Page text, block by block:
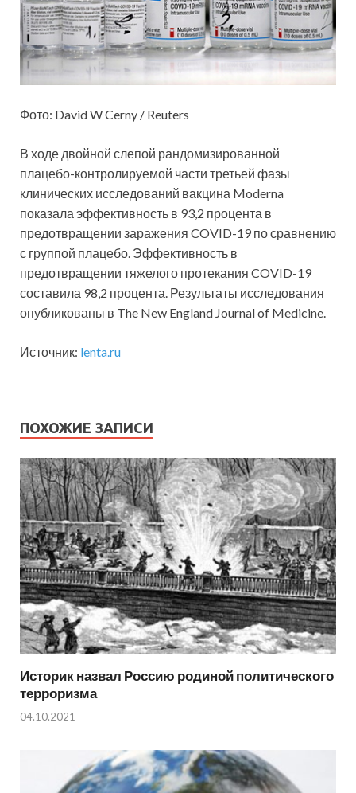
Фото: David W Cerny / Reuters
В ходе двойной слепой рандомизированной
плацебо-контролируемой части третьей фазы
клинических исследований вакцина Moderna
показала эффективность в 93,2 процента в
предотвращении заражения COVID-19 по сравнению
с группой плацебо. Эффективность в
предотвращении тяжелого протекания COVID-19
составила 98,2 процента. Результаты исследования
опубликованы в The New England Journal of Medicine.
Источник: lenta.ru
ПОХОЖИЕ ЗАПИСИ
Историк назвал Россию родиной политического
терроризма
04.10.2021